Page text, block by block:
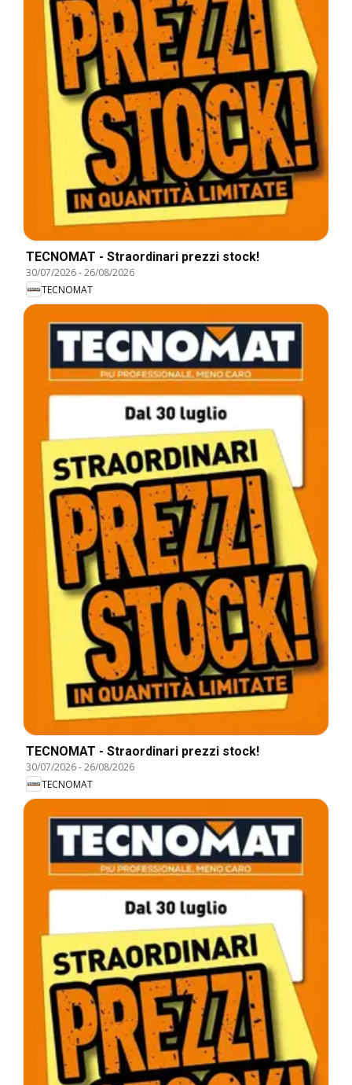
TECNOMAT - Straordinari prezzi stock!
30/07/2026-26/08/2026
TECNOMAT
TECNOMAT - Straordinari prezzi stock!
30/07/2026-26/08/2026
TECNOMAT